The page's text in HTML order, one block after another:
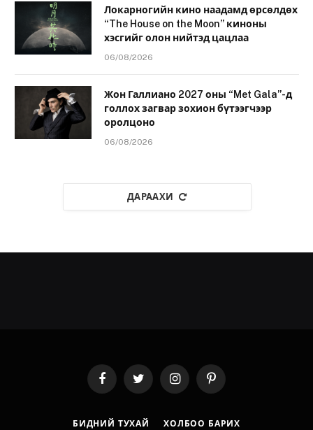
Локарногийн кино наадамд өрсөлдөх
“The House on the Moon” киноны
хэсгийг олон нийтэд цацлаа
06/08/2026
Жон Галлиано 2027 оны “Met Gala”-д
голлох загвар зохион бүтээгчээр
оролцоно
06/08/2026
ДАРААХИ
FacebookTwitter InstagramPinterest
БИДНИЙ ТУХАЙ ХОЛБОО БАРИХ